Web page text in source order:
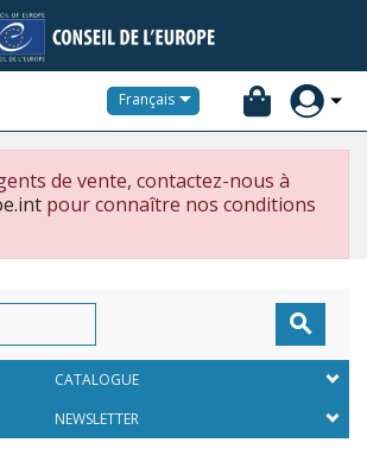
Français
de vente, contactez-nous à
pour connaître nos conditions

CATALOGUE
NEWSLETTER